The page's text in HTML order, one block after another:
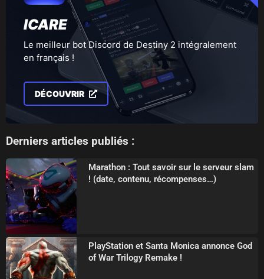
ICARE
Le meilleur bot Discord de Destiny 2 intégralement
en français !
DÉCOUVRIR
Derniers articles publiés :
Marathon : Tout savoir sur le serveur slam
! (date, contenu, récompenses…)
PlayStation et Santa Monica annonce God
of War Trilogy Remake !